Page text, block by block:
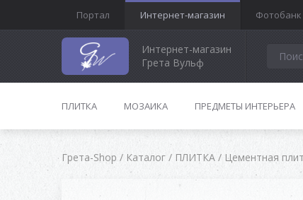
Портал Интернет-магазин Фотобанк
Интернет-магазин
Грета Вульф
ПЛИТКА МОЗАИКА ПРЕДМЕТЫ ИНТЕРЬЕРА
Грета-Shop / Каталог / ПЛИТКА / Цементная